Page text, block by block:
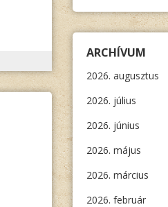
EBERHARD
FISCHER:
JAHRE
WELTGESCHICHTE”
ARCHÍVUM
2026. augusztus
2026. július
2026. június
2026. május
2026. március
2026. február